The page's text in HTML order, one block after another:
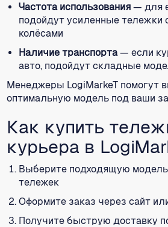
Частота использования— для
подойдут усиленные тележки
колёсами
Наличие транспорта— если
авто, подойдут складные
Менеджеры LogiMarkeT помогут
оптимальную модель под ваши
Как купить
курьера в
Выберите подходящую модель
тележек
Оформите заказ через сайт
Получите быструю доставку